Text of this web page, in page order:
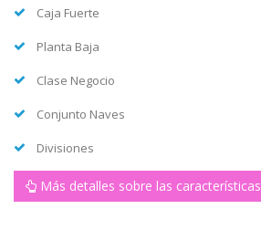
Caja Fuerte
Planta Baja
Clase Negocio
Conjunto Naves
Divisiones
Más detalles sobre las características